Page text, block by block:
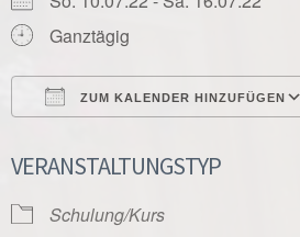
Ganztägig
ZUM KALENDER HINZUFÜGEN
VERANSTALTUNGSTYP
Schulung/Kurs